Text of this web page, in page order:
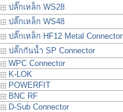
ปลั๊กเหล็ก WS28
ปลั๊กเหล็ก WS48
ปลั๊กเหล็ก HF12 Metal Connector
ปลั๊กกันน้ำ SP Connector
WPC Connector
K-LOK
POWERFIT
BNC RF
D-Sub Connector